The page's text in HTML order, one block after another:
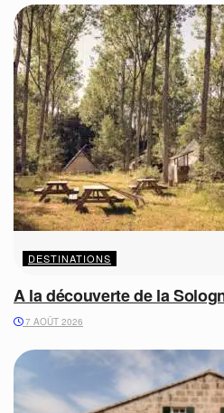
DESTINATIONS
A la découverte de la
7 AOÛT 2026